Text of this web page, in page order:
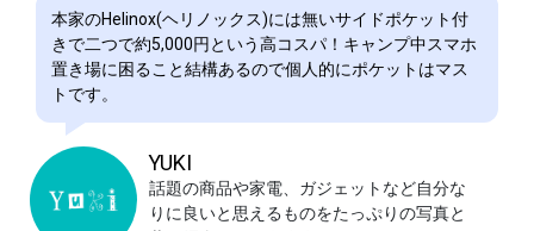
本家のHelinox(ヘリノックス)には無いサイドポケット付
きで二つで約5,000円という高コスパ！キャンプ中スマホ
置き場に困ること結構あるので個人的にポケットはマス
トです。
YUKI
話題の商品や家電、ガジェットなど自分な
りに良いと思えるものをたっぷりの写真と